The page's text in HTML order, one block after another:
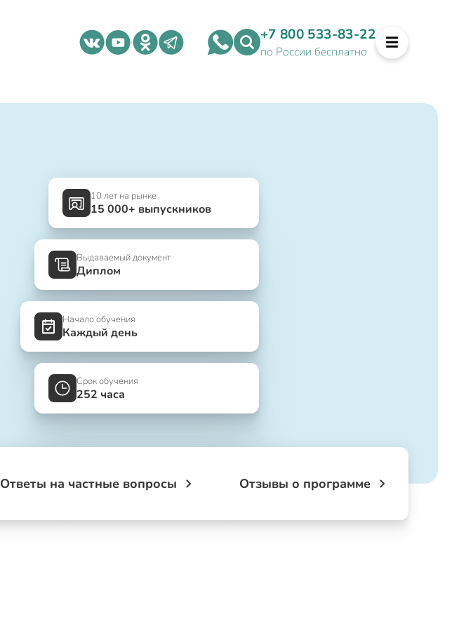
+7 800 533-83-22
по России бесплатно
10 лет на рынке
15 000+ выпускников
Выдаваемый документ
Диплом
Начало обучения
Каждый день
Срок обучения
252 часа
Ответы на частные вопросы Отзывы о программе